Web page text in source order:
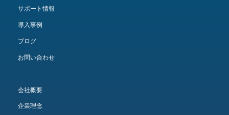
サポート情報
導入事例
ブログ
お問い合わせ
会社概要
企業理念